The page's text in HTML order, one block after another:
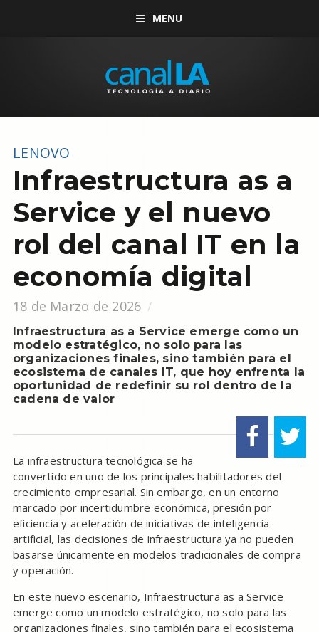
MENU
LENOVO
Infraestructura as a
Service y el nuevo
rol del canal IT en la
economía digital
18 de Marzo de 2026
Infraestructura as a Service emerge como un
modelo estratégico, no solo para las
organizaciones finales, sino también para el
ecosistema de canales IT, que hoy enfrenta la
oportunidad de redefinir su rol dentro de la
cadena de valor
La infraestructura tecnológica se ha
convertido en uno de los principales habilitadores del
crecimiento empresarial. Sin embargo, en un entorno
marcado por incertidumbre económica, presión por
eficiencia y aceleración de iniciativas de inteligencia
artificial, las decisiones de infraestructura ya no pueden
basarse únicamente en modelos tradicionales de compra
y operación.
En este nuevo escenario, Infraestructura as a Service
emerge como un modelo estratégico, no solo para las
organizaciones finales, sino también para el ecosistema